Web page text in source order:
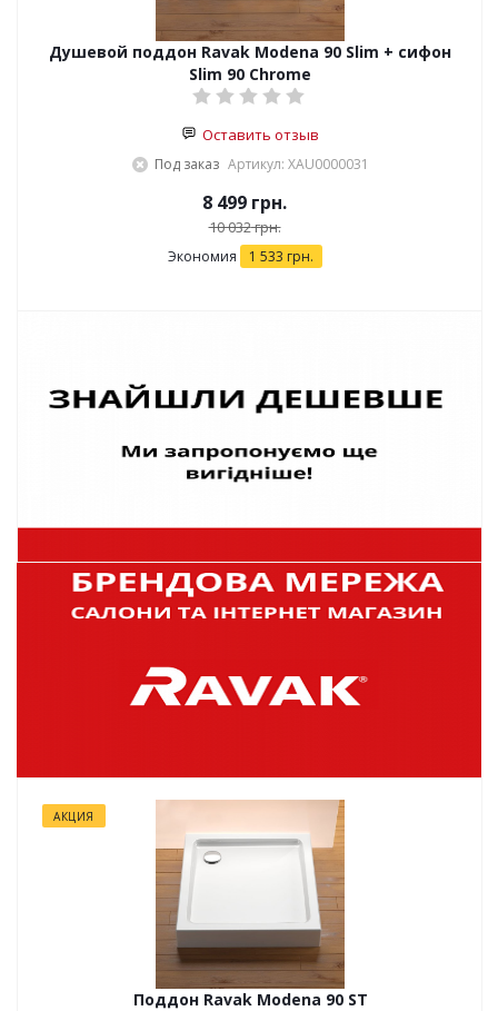
Душевой поддон Ravak Modena 90 Slim + сифон
Slim 90 Chrome
Оставить отзыв
Под заказ Артикул: XАU0000031
8 499 грн.
10 032грн.
Экономия 1 533 грн.
АКЦИЯ
Поддон Ravak Modena 90 ST